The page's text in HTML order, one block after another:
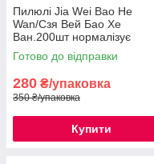
Пилюлі Jia Wei Bao He
Wan/Cзя Вей Бао Хе
Ван.200шт нормалізує
функцію Жела та Селезінки
Готово до відправки
280 ₴/упаковка
350 ₴/упаковка
Купити